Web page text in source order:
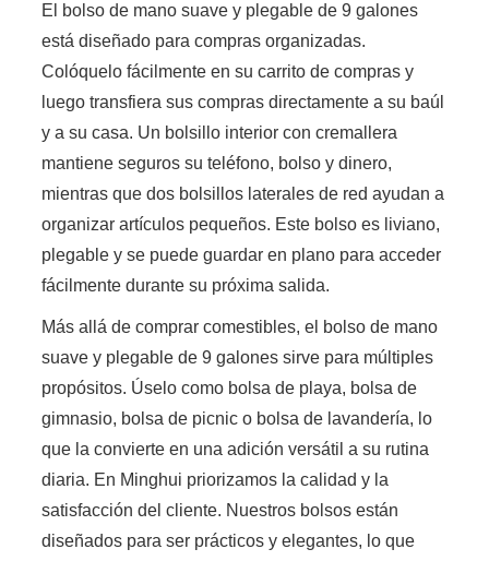
El bolso de mano suave y plegable de 9 galones
está diseñado para compras organizadas.
Colóquelo fácilmente en su carrito de compras y
luego transfiera sus compras directamente a su baúl
y a su casa. Un bolsillo interior con cremallera
mantiene seguros su teléfono, bolso y dinero,
mientras que dos bolsillos laterales de red ayudan a
organizar artículos pequeños. Este bolso es liviano,
plegable y se puede guardar en plano para acceder
fácilmente durante su próxima salida.
Más allá de comprar comestibles, el bolso de mano
suave y plegable de 9 galones sirve para múltiples
propósitos. Úselo como bolsa de playa, bolsa de
gimnasio, bolsa de picnic o bolsa de lavandería, lo
que la convierte en una adición versátil a su rutina
diaria. En Minghui priorizamos la calidad y la
satisfacción del cliente. Nuestros bolsos están
diseñados para ser prácticos y elegantes, lo que